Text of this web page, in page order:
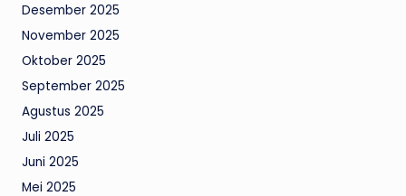
Desember 2025
November 2025
Oktober 2025
September 2025
Agustus 2025
Juli 2025
Juni 2025
Mei 2025